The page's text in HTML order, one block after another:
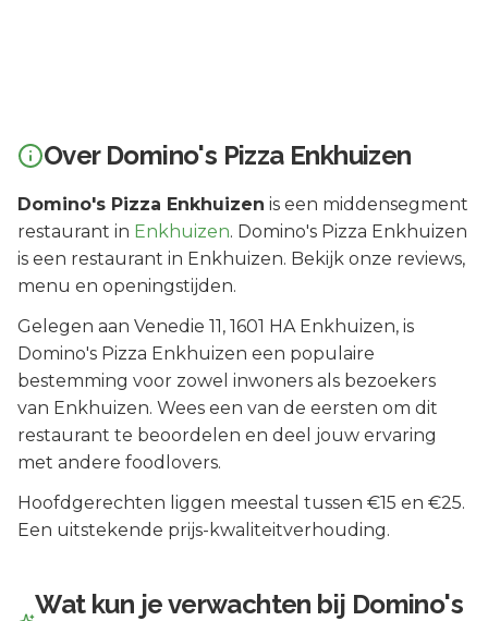
Over Domino's Pizza Enkhuizen
Domino's Pizza Enkhuizen is een middensegment
restaurant in Enkhuizen. Domino's Pizza Enkhuizen
is een restaurant in Enkhuizen. Bekijk onze reviews,
menu en openingstijden.
Gelegen aan Venedie 11, 1601 HA Enkhuizen, is
Domino's Pizza Enkhuizen een populaire
bestemming voor zowel inwoners als bezoekers
van Enkhuizen. Wees een van de eersten om dit
restaurant te beoordelen en deel jouw ervaring
met andere foodlovers.
Hoofdgerechten liggen meestal tussen €15 en €25.
Een uitstekende prijs-kwaliteitverhouding.
Wat kun je verwachten bij Domino's